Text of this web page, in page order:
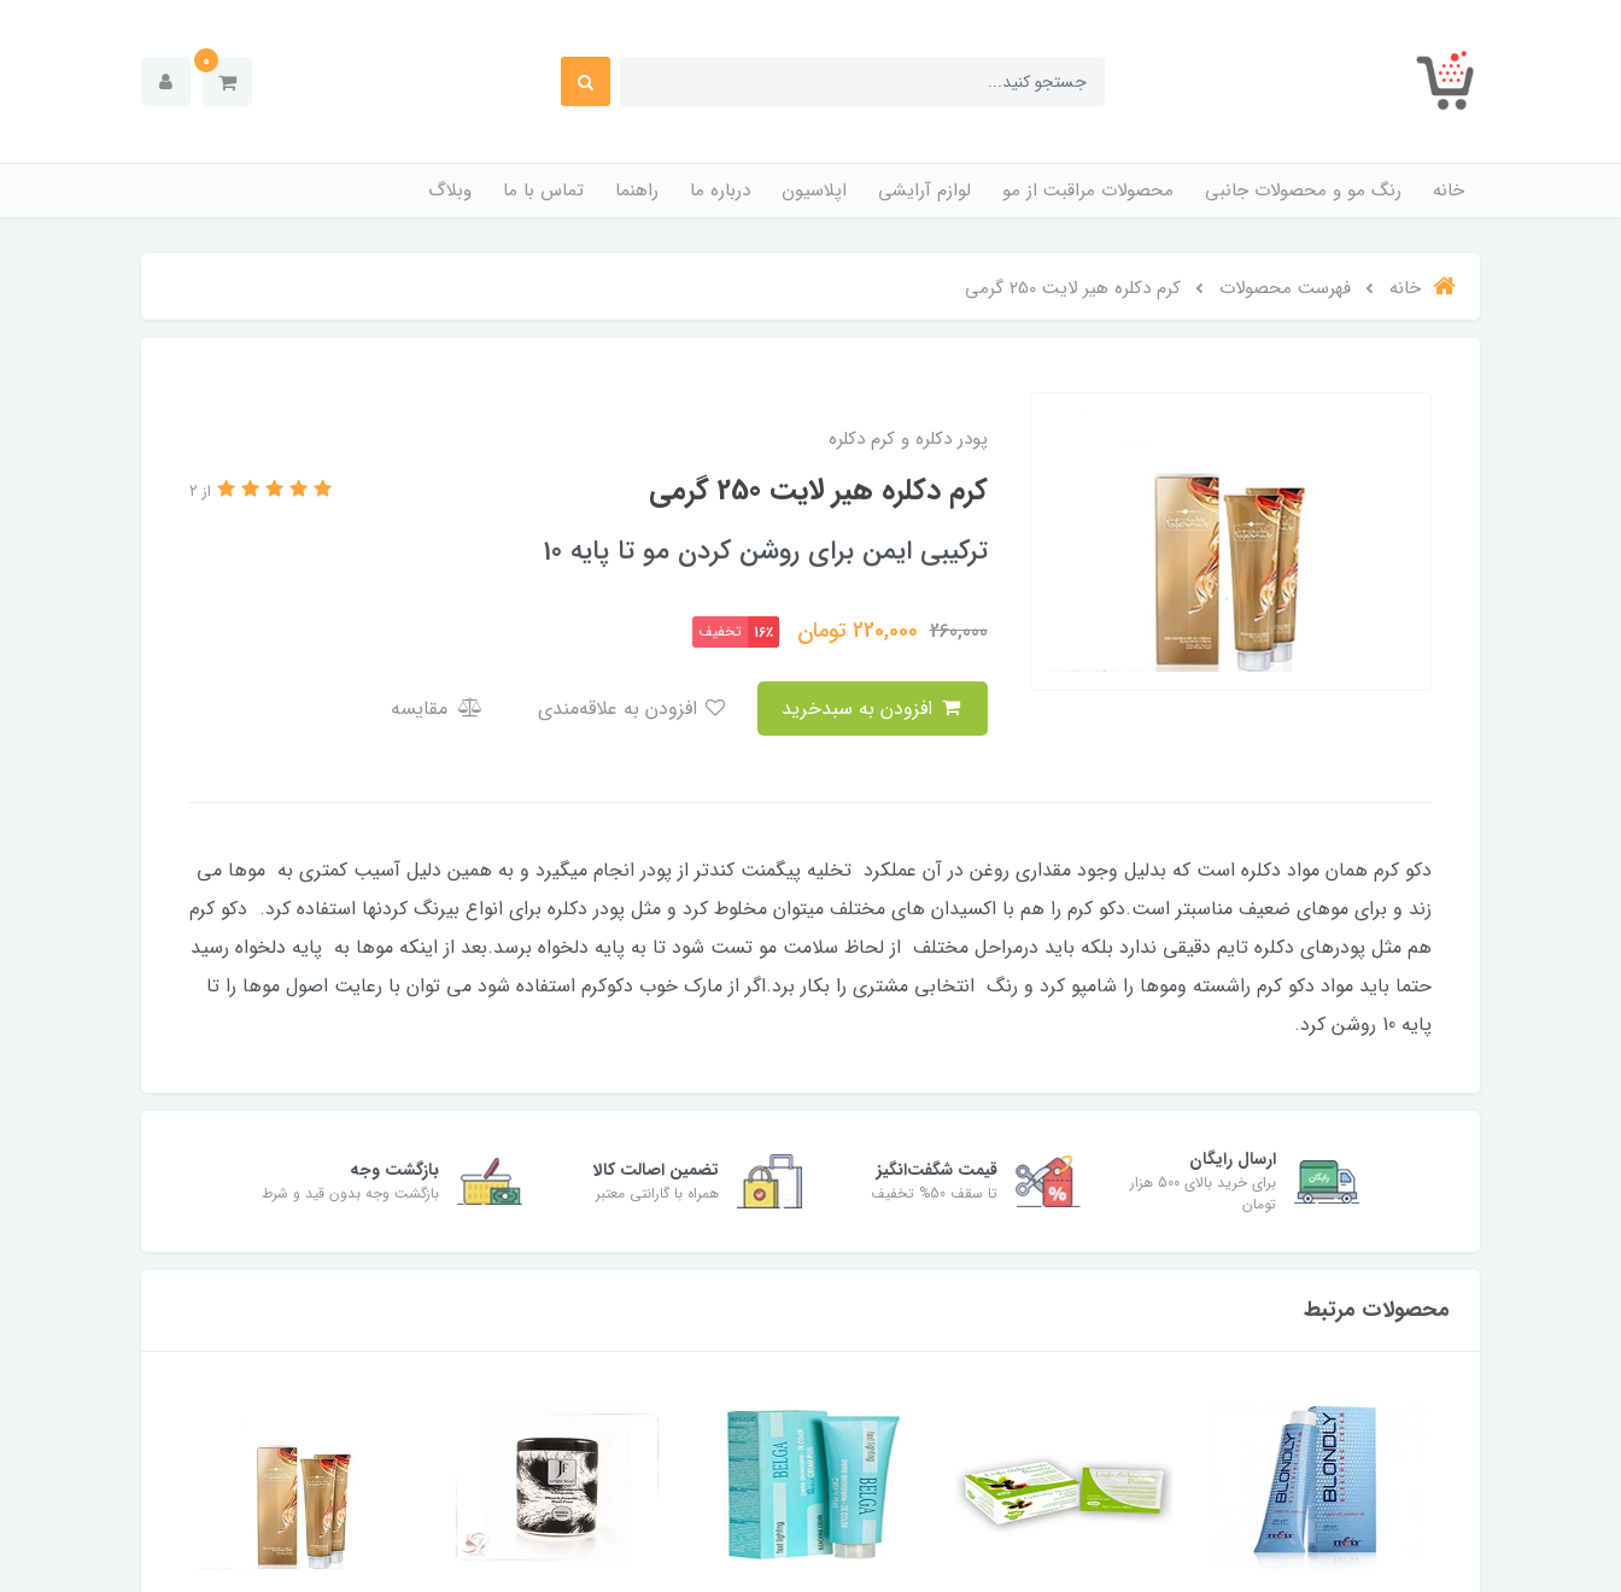
0
خانه رنگ مو و محصولات جانبی محصولات مراقبت از مو لوازم آرایشی اپلاسیون درباره ما راهنما تماس با ما وبلاگ
خانه فهرست محصولات کرم دکلره هیر لایت 250 گرمی
پودر دکلره و کرم دکلره
کرم دکلره هیر لایت 250 گرمی از 2
ترکیبی ایمن برای روشن کردن مو تا پایه 10
260,000
220,000تومان 16٪ تخفیف
مقایسه
دکو کرم همان مواد دکلره است که بدلیل وجود مقداری روغن در آن عملکرد تخلیه پیگمنت کندتر از پودر انجام میگیرد و به همین دلیل آسیب کمتری به موها می
زند و برای موهای ضعیف مناسبتر است.دکو کرم را هم با اکسیدان های مختلف میتوان مخلوط کرد و مثل پودر دکلره برای انواع بیرنگ کردنها استفاده کرد. دکو کرم
هم مثل پودرهای دکلره تایم دقیقی ندارد بلکه باید درمراحل مختلف از لحاظ سلامت مو تست شود تا به پایه دلخواه برسد.بعد از اینکه موها به پایه دلخواه رسید
حتما باید مواد دکو کرم راشسته وموها را شامپو کرد و رنگ انتخابی مشتری را بکار برد.اگر از مارک خوب دکوکرم استفاده شود می توان با رعایت اصول موها را تا
پایه 10 روشن کرد.
ارسال رایگان
برای خرید بالای 500 هزار
تومان
قیمت شگفت‌انگیز
تا سقف 50% تخفیف
تضمین اصالت کالا
همراه با گارانتی معتبر
بازگشت وجه
بازگشت وجه بدون قید و شرط
محصولات مرتبط